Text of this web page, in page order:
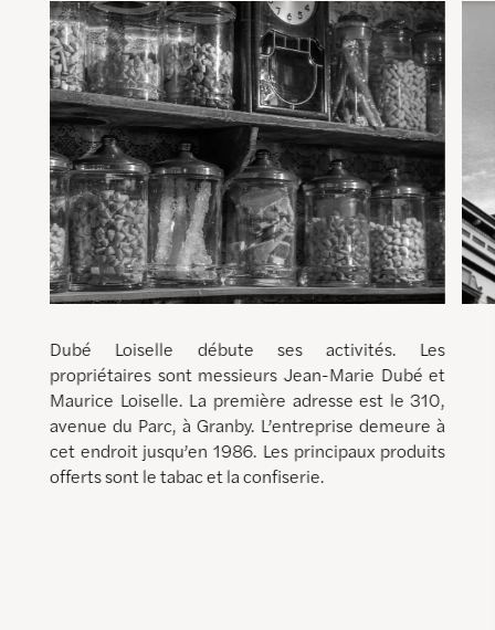
Dubé Loiselle débute ses activités. Les
propriétaires sont messieurs Jean-Marie Dubé et
Maurice Loiselle. La première adresse est le 310,
avenue du Parc, à Granby. L’entreprise demeure à
cet endroit jusqu’en 1986. Les principaux produits
offerts sont le tabac et la confiserie.